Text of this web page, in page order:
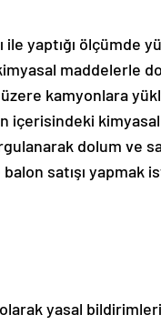
yaptığı ölçümde
maddelerle
kamyonlara
içerisindeki
dolum ve
satışı yapmak
yasal